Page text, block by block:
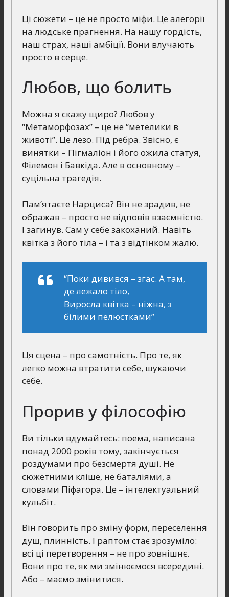
Ці сюжети – це не просто міфи. Це алегорії
на людське прагнення. На нашу гордість,
наш страх, наші амбіції. Вони влучають
просто в серце.
Любов, що болить
Можна я скажу щиро? Любов у
“Метаморфозах” – це не “метелики в
животі”. Це лезо. Під ребра. Звісно, є
винятки – Пігмаліон і його ожила статуя,
Філемон і Бавкіда. Але в основному –
суцільна трагедія.
Пам’ятаєте Нарциса? Він не зрадив, не
ображав – просто не відповів взаємністю.
І загинув. Сам у себе закоханий. Навіть
квітка з його тіла – і та з відтінком жалю.
“Поки дивився – згас. А там,
де лежало тіло,
Виросла квітка – ніжна, з
білими пелюстками”
Ця сцена – про самотність. Про те, як
легко можна втратити себе, шукаючи
себе.
Прорив у філософію
Ви тільки вдумайтесь: поема, написана
понад 2000 років тому, закінчується
роздумами про безсмертя душі. Не
сюжетними кліше, не баталіями, а
словами Піфагора. Це – інтелектуальний
кульбіт.
Він говорить про зміну форм, переселення
душ, плинність. І раптом стає зрозуміло:
всі ці перетворення – не про зовнішнє.
Вони про те, як ми змінюємося всередині.
Або – маємо змінитися.